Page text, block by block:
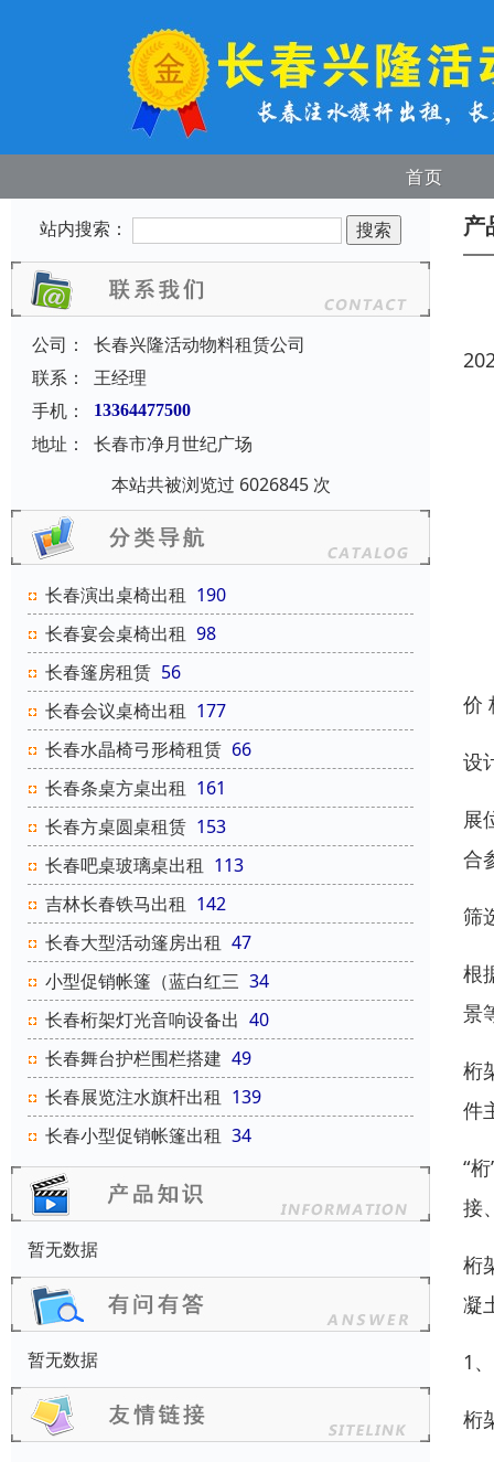
首页
站内搜索：
公司：
长春兴隆活动物料租赁公司
联系：
王经理
手机：
13364477500
地址：
长春市净月世纪广场
本站共被浏览过 6026845 次
长春演出桌椅出租 190
长春宴会桌椅出租 98
长春篷房租赁 56
长春会议桌椅出租 177
长春水晶椅弓形椅租赁 66
长春条桌方桌出租 161
长春方桌圆桌租赁 153
长春吧桌玻璃桌出租 113
吉林长春铁马出租 142
长春大型活动篷房出租 47
小型促销帐篷（蓝白红三 34
长春桁架灯光音响设备出 40
长春舞台护栏围栏搭建 49
长春展览注水旗杆出租 139
长春小型促销帐篷出租 34
暂无数据
暂无数据
产
价
设
展
合
筛
根
景
桁
件
“
接
桁
凝
1
桁